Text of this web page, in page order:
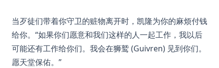
当歹徒们带着你守卫的赃物离开时，凯隆为你的麻烦付钱
给你。“如果你们愿意和我们这样的人一起工作，我以后
可能还有工作给你们。我会在狮鹫 (Guivren) 见到你们。
愿天堂保佑。”